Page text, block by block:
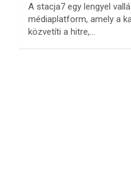
A stacja7 egy lengyel
médiaplatform, amely a
közvetíti a hitre,…